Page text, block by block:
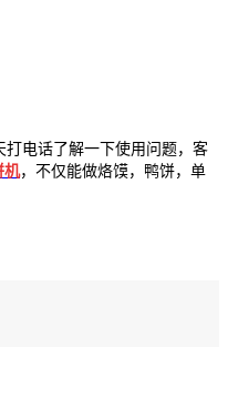
电话了解一下使用问题，客
机，不仅能做烙馍，鸭饼，单